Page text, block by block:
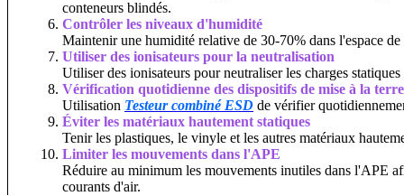
conteneurs blindés.
Contrôler les niveaux d'humidité
Maintenir une humidité relative de 30-70% dans l'espace
Utiliser des ionisateurs pour la neutralisation
Utiliser des ionisateurs pour neutraliser les charges
Vérification quotidienne des dispositifs de mise à la
Utilisation Testeur combiné ESD de vérifier
Éviter les matériaux hautement statiques
Tenir les plastiques, le vinyle et les autres matériaux
Limiter les mouvements dans l'APE
Réduire au minimum les mouvements inutiles dans l'APE
courants d'air.